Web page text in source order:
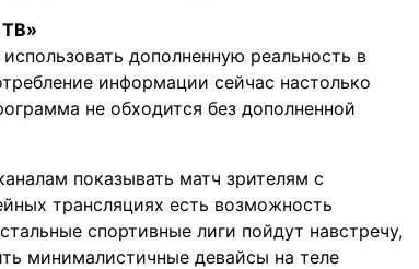
ТВ»
дополненную реальность в
информации сейчас настолько
не обходится без дополненной
показывать матч зрителям с
трансляциях есть возможность
спортивные лиги пойдут навстречу,
минималистичные девайсы на теле